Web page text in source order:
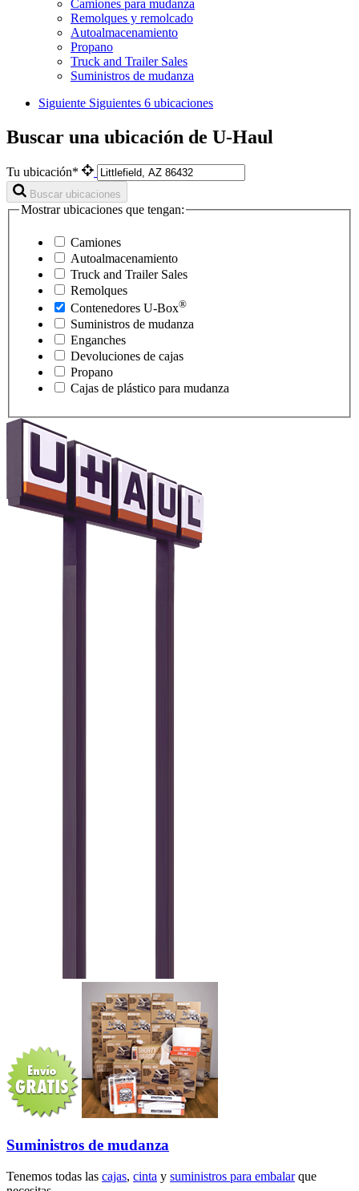
Camiones para mudanza
Remolques y remolcado
Autoalmacenamiento
Propano
Truck and Trailer Sales
Suministros de mudanza
Siguiente Siguientes 6 ubicaciones
Buscar una ubicación de U-Haul
Tu ubicación*
Buscar ubicaciones
Mostrar ubicaciones que tengan:
Camiones
Autoalmacenamiento
Truck and Trailer Sales
Remolques
Contenedores U-Box®
Suministros de mudanza
Enganches
Devoluciones de cajas
Propano
Cajas de plástico para mudanza
Suministros de mudanza
Tenemos todas las cajas, cinta y suministros para embalarque